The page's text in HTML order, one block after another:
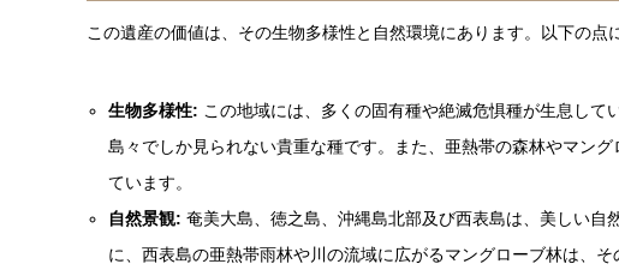
この遺産の価値は、その生物多様性と自然環境にあります。以下の点
生物多様性: この地域には、多くの固有種や絶滅危惧種が生息し
島々でしか見られない貴重な種です。また、亜熱帯の森林やマン
ています。
自然景観: 奄美大島、徳之島、沖縄島北部及び西表島は、美しい
に、西表島の亜熱帯雨林や川の流域に広がるマングローブ林は、そ